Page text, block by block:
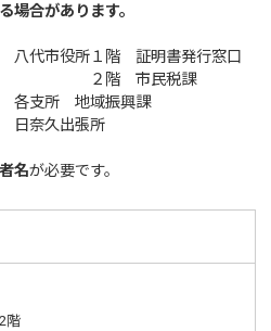
場合があります。
八代市役所１階 証明書発行窓口
民税課
振興課
張所
名が必要です。
階